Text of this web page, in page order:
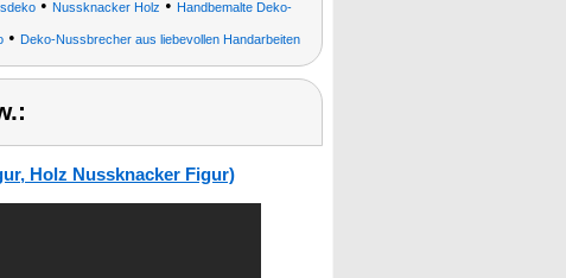
• Nussknacker Holz • Handbemalte Deko-
• Deko-Nussbrecher aus liebevollen Handarbeiten
Holz Nussknacker Figur)